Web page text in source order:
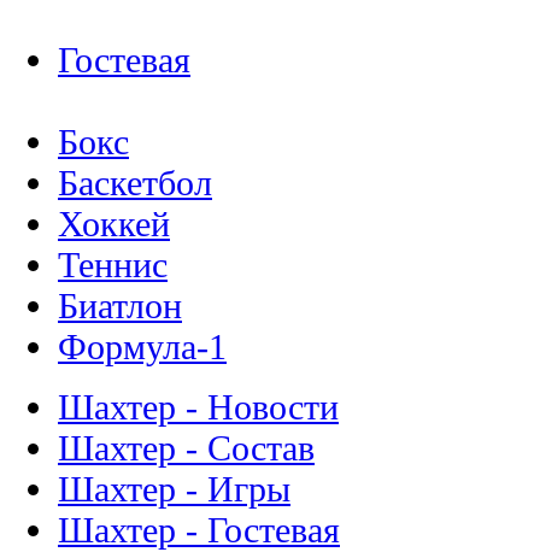
Гостевая
Бокс
Баскетбол
Хоккей
Теннис
Биатлон
Формула-1
Шахтер - Новости
Шахтер - Состав
Шахтер - Игры
Шахтер - Гостевая